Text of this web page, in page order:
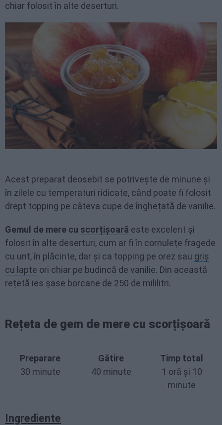
chiar folosit în alte deserturi.
Acest preparat deosebit se potrivește de minune și
în zilele cu temperaturi ridicate, când poate fi folosit
drept topping pe câteva cupe de înghețată de vanilie.
Gemul de mere cu scorțișoară este excelent și
folosit în alte deserturi, cum ar fi în cornulețe fragede
cu unt, în plăcinte, dar și ca topping pe orez sau griș
cu lapte ori chiar pe budincă de vanilie. Din această
rețetă ies șase borcane de 250 de mililitri.
Rețeta de gem de mere cu scorțișoară
Preparare
30 minute
Gătire
40 minute
Timp total
1 oră și 10
minute
Ingrediente